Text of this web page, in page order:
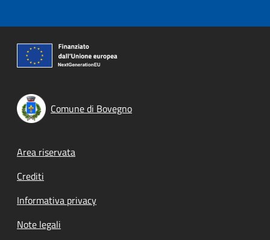
Comune di Bovegno
Footer menu
Area riservata
Crediti
Informativa privacy
Note legali